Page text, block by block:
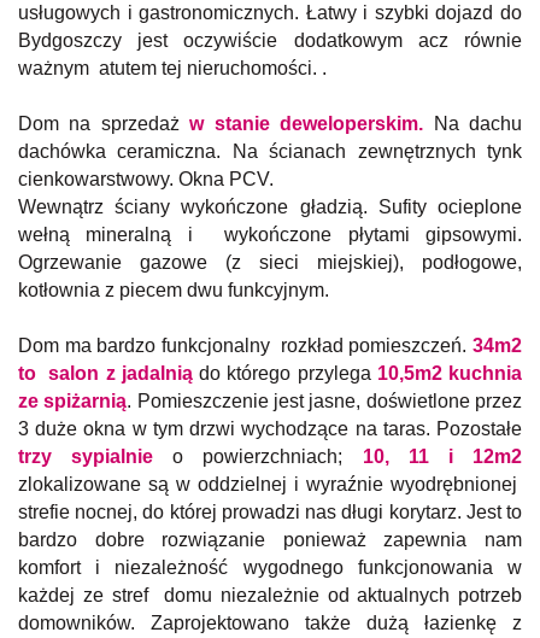
usługowych i gastronomicznych. Łatwy i szybki dojazd do
Bydgoszczy jest oczywiście dodatkowym acz równie
ważnym atutem tej nieruchomości. .
Dom na sprzedażw stanie deweloperskim. Na dachu
dachówka ceramiczna. Na ścianach zewnętrznych tynk
cienkowarstwowy. Okna PCV.
Wewnątrz ściany wykończone gładzią. Sufity ocieplone
wełną mineralną i wykończone płytami gipsowymi.
Ogrzewanie gazowe (z sieci miejskiej), podłogowe,
kotłownia z piecem dwu funkcyjnym.
Dom ma bardzo funkcjonalny rozkład pomieszczeń. 34m2
to salon z jadalnią do którego przylega 10,5m2 kuchnia
ze spiżarnią. Pomieszczenie jest jasne, doświetlone przez
3 duże okna w tym drzwi wychodzące na taras. Pozostałe
trzy sypialnie o powierzchniach; 10, 11 i 12m2
zlokalizowane są w oddzielnej i wyraźnie wyodrębnionej
strefie nocnej, do której prowadzi nas długi korytarz. Jest to
bardzo dobre rozwiązanie ponieważ zapewnia nam
komfort i niezależność wygodnego funkcjonowania w
każdej ze stref domu niezależnie od aktualnych potrzeb
domowników. Zaprojektowano także dużą łazienkę z